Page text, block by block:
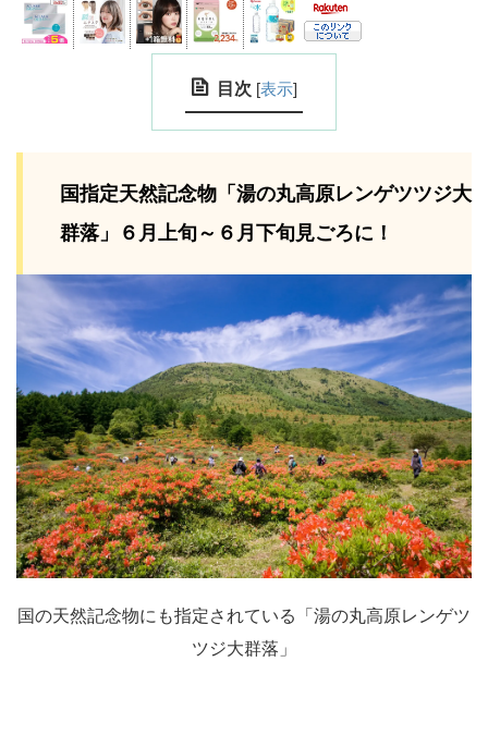
目次 [表示]
国指定天然記念物「湯の丸高原レンゲツツジ大
群落」６月上旬～６月下旬見ごろに！
国の天然記念物にも指定されている「湯の丸高原レンゲツ
ツジ大群落」